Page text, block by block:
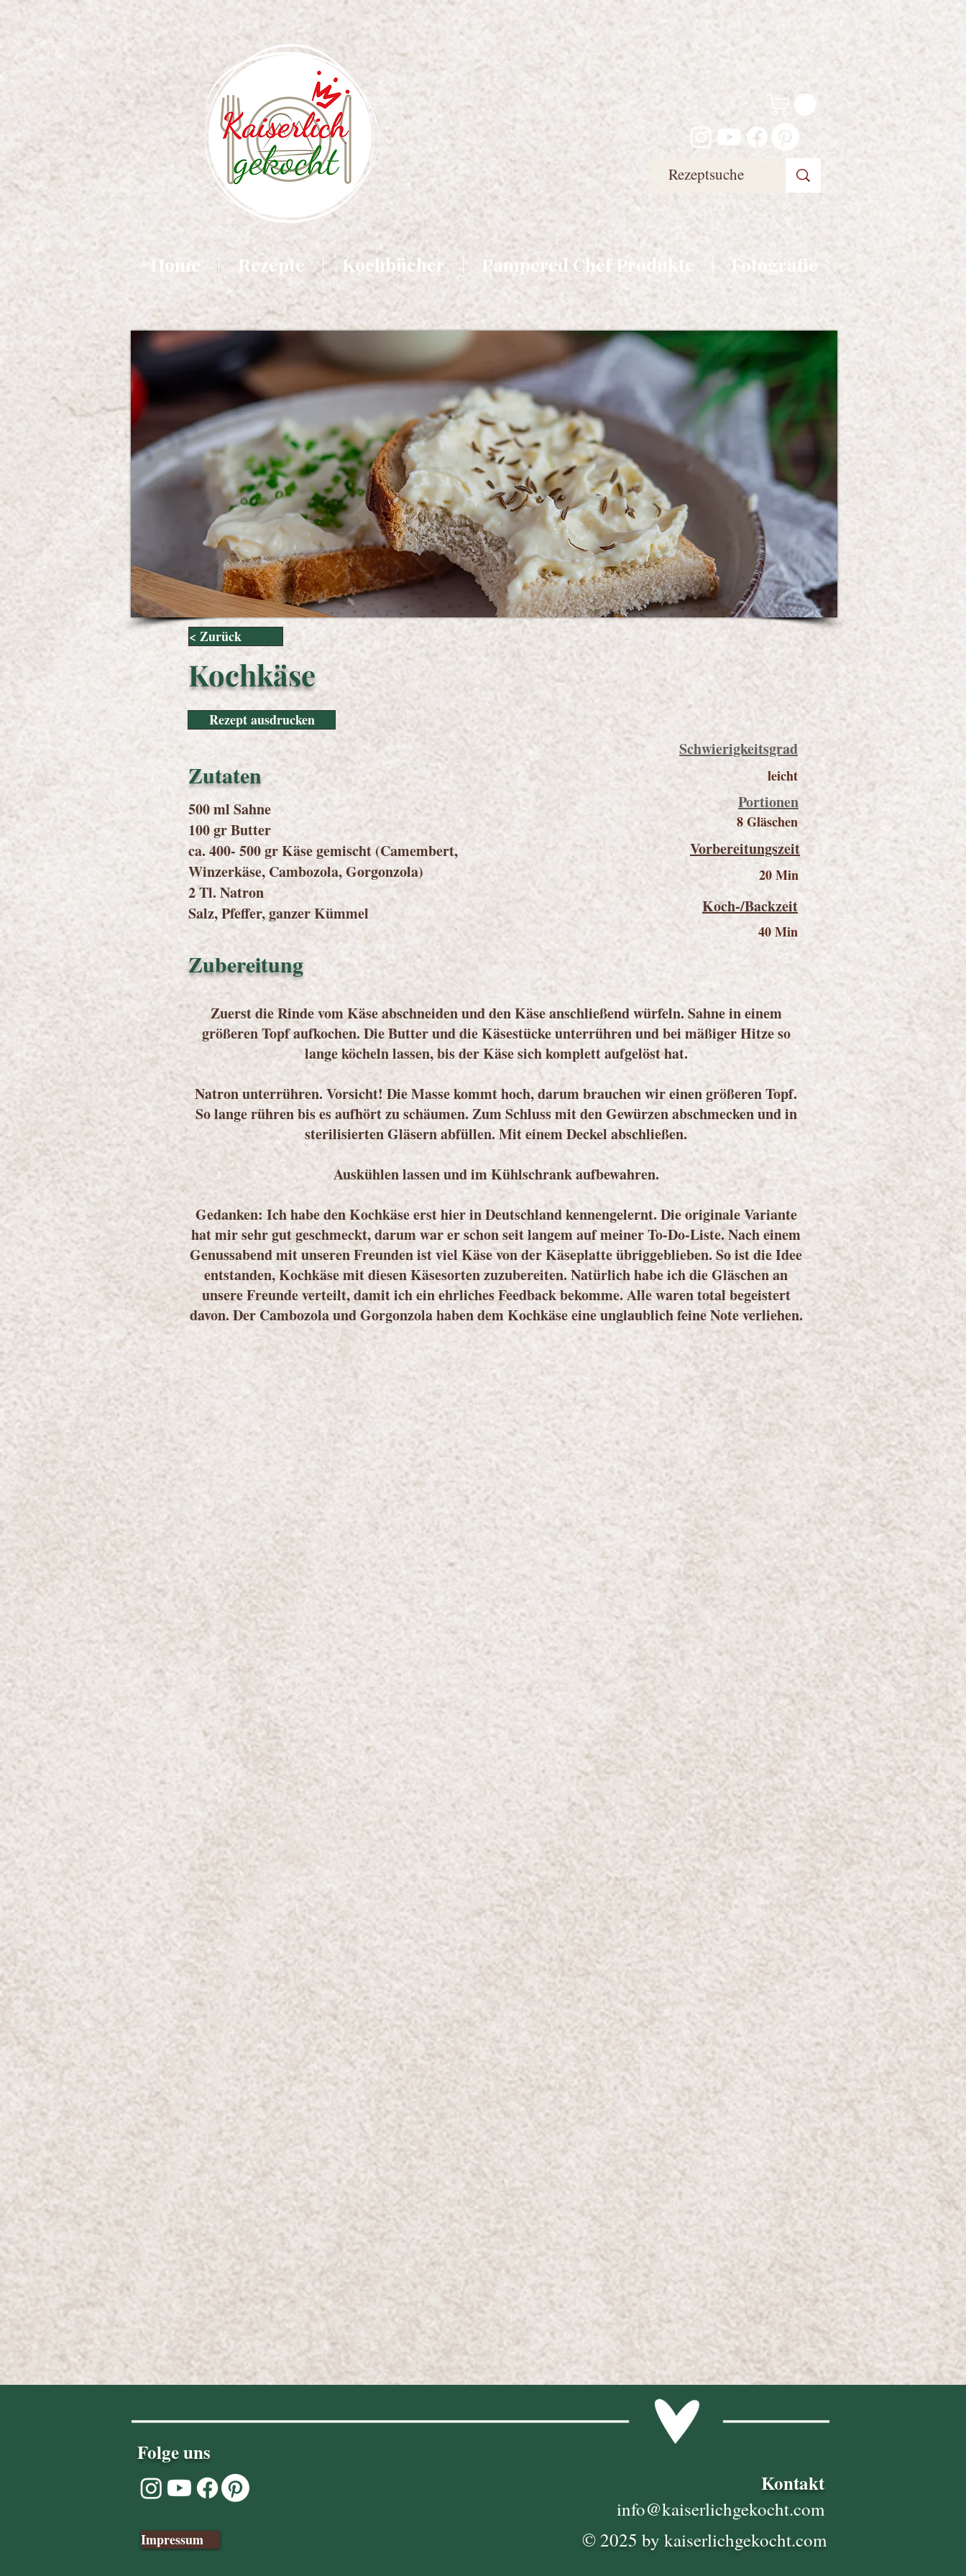
Home Rezepte Kochbücher Pampered Chef Produkte Fotografie
< Zurück
Kochkäse
Rezept ausdrucken
Schwierigkeitsgrad
Zutaten
500 ml Sahne
100 gr Butter
ca. 400- 500 gr Käse gemischt (Camembert,
Winzerkäse, Cambozola, Gorgonzola)
2 Tl. Natron
Salz, Pfeffer, ganzer Kümmel
leicht
Portionen
8 Gläschen
Vorbereitungszeit
20 Min
Koch-/Backzeit
40 Min
Zubereitung
Zuerst die Rinde vom Käse abschneiden und den Käse anschließend würfeln. Sahne in einem
größeren Topf aufkochen. Die Butter und die Käsestücke unterrühren und bei mäßiger Hitze so
lange köcheln lassen, bis der Käse sich komplett aufgelöst hat.
Natron unterrühren. Vorsicht! Die Masse kommt hoch, darum brauchen wir einen größeren Topf.
So lange rühren bis es aufhört zu schäumen. Zum Schluss mit den Gewürzen abschmecken und in
sterilisierten Gläsern abfüllen. Mit einem Deckel abschließen.
Auskühlen lassen und im Kühlschrank aufbewahren.
Gedanken: Ich habe den Kochkäse erst hier in Deutschland kennengelernt. Die originale Variante
hat mir sehr gut geschmeckt, darum war er schon seit langem auf meiner To-Do-Liste. Nach einem
Genussabend mit unseren Freunden ist viel Käse von der Käseplatte übriggeblieben. So ist die Idee
entstanden, Kochkäse mit diesen Käsesorten zuzubereiten. Natürlich habe ich die Gläschen an
unsere Freunde verteilt, damit ich ein ehrliches Feedback bekomme. Alle waren total begeistert
davon. Der Cambozola und Gorgonzola haben dem Kochkäse eine unglaublich feine Note verliehen.
Folge uns
Kontakt
info@kaiserlichgekocht.com
Impressum © 2025 by kaiserlichgekocht.com